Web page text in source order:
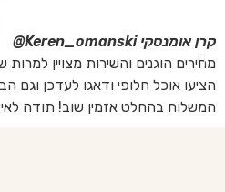
קרן אומנסקיKeren_omanski@
מחירים הוגנים והשירות מצויין
המשלוח בהחלט אזמין שוב! תודה